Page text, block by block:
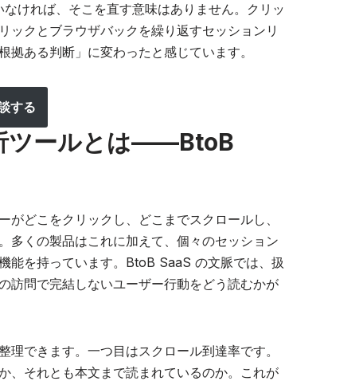
ければ、そこを直す意味はありません。クリッ
ックとブラウザバックを繰り返すセッションリ
ある判断」に変わったと感じています。
する
ツールとは——BtoB
どこをクリックし、どこまでスクロールし、
多くの製品はこれに加えて、個々のセッション
能を持っています。BtoB SaaS の文脈では、扱
訪問で完結しないユーザー行動をどう読むかが
できます。一つ目はスクロール到達率です。
、それとも本文まで読まれているのか。これが